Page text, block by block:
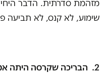
מזהמת סדרתית. הדבר
שימוע, לא קנס, לא תביעה
2. הבריכה שקרסה היתה אמורה להסגר עד 2003.